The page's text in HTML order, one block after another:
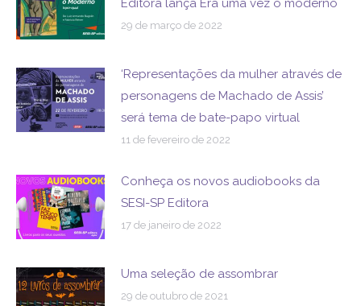
Editora lança Era uma vez o moderno
29 de março de 2022
‘Representações da mulher através de
personagens de Machado de Assis’
será tema de bate-papo virtual
11 de fevereiro de 2022
Conheça os novos audiobooks da
SESI-SP Editora
17 de janeiro de 2022
Uma seleção de assombrar
29 de outubro de 2021